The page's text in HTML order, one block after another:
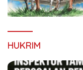
HUKRIM